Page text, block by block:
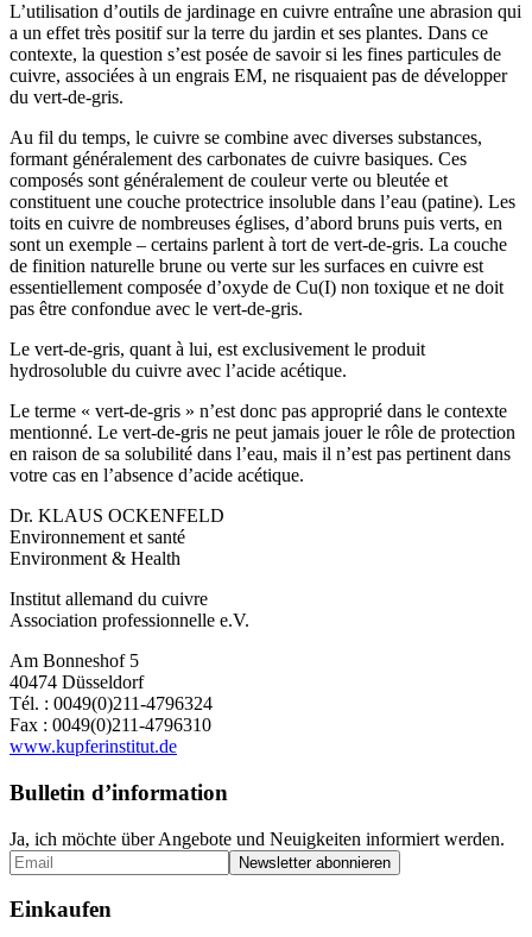
L’utilisation d’outils de jardinage en cuivre entraîne une abrasion qui
a un effet très positif sur la terre du jardin et ses plantes. Dans ce
contexte, la question s’est posée de savoir si les fines particules de
cuivre, associées à un engrais EM, ne risquaient pas de développer
du vert-de-gris.
Au fil du temps, le cuivre se combine avec diverses substances,
formant généralement des carbonates de cuivre basiques. Ces
composés sont généralement de couleur verte ou bleutée et
constituent une couche protectrice insoluble dans l’eau (patine). Les
toits en cuivre de nombreuses églises, d’abord bruns puis verts, en
sont un exemple – certains parlent à tort de vert-de-gris. La couche
de finition naturelle brune ou verte sur les surfaces en cuivre est
essentiellement composée d’oxyde de Cu(I) non toxique et ne doit
pas être confondue avec le vert-de-gris.
Le vert-de-gris, quant à lui, est exclusivement le produit
hydrosoluble du cuivre avec l’acide acétique.
Le terme « vert-de-gris » n’est donc pas approprié dans le contexte
mentionné. Le vert-de-gris ne peut jamais jouer le rôle de protection
en raison de sa solubilité dans l’eau, mais il n’est pas pertinent dans
votre cas en l’absence d’acide acétique.
Dr. KLAUS OCKENFELD
Environnement et santé
Environment & Health
Institut allemand du cuivre
Association professionnelle e.V.
Am Bonneshof 5
40474 Düsseldorf
Tél. : 0049(0)211-4796324
Fax : 0049(0)211-4796310
www.kupferinstitut.de
Bulletin d’information
Ja, ich möchte über Angebote und Neuigkeiten informiert werden.
Einkaufen